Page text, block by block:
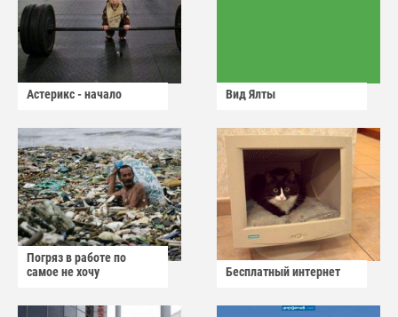
Астерикс - начало Вид Ялты
Погряз в работе по
самое не хочу
Бесплатный интернет